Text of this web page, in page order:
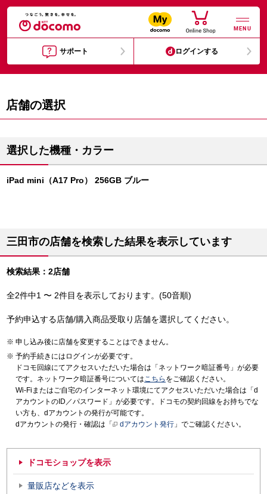
MENU
サポート ログインする
店舗の選択
選択した機種・カラー
iPad mini（A17 Pro） 256GB ブルー
三田市の店舗を検索した結果を表示しています
検索結果：2店舗
全2件中1 〜 2件目を表示しております。(50音順)
予約申込する店舗/購入商品受取り店舗を選択してください。
申し込み後に店舗を変更することはできません。
予約手続きにはログインが必要です。
ドコモ回線にてアクセスいただいた場合は「ネットワーク暗証番号」が必要
です。ネットワーク暗証番号についてはこちら をご確認ください。
Wi-Fiまたはご自宅のインターネット環境にてアクセスいただいた場合は「d
アカウントのID／パスワード」が必要です。ドコモの契約回線をお持ちでな
い方も、dアカウントの発行が可能です。
dアカウントの発行・確認は「
dアカウント発行 」でご確認ください。
ドコモショップを表示
量販店などを表示